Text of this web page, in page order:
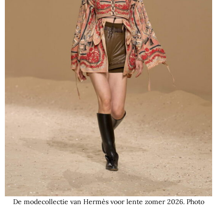
De modecollectie van Hermès voor lente zomer 2026. Photo